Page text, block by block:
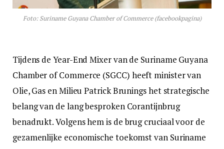
Foto: Suriname Guyana Chamber of Commerce (facebookpagina)
Tijdens de Year-End Mixer van de Suriname Guyana
Chamber of Commerce (SGCC) heeft minister van
Olie, Gas en Milieu Patrick Brunings het strategische
belang van de lang besproken Corantijnbrug
benadrukt. Volgens hem is de brug cruciaal voor de
gezamenlijke economische toekomst van Suriname